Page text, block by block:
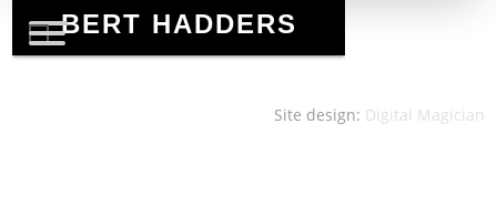
Site design: Digital Magician